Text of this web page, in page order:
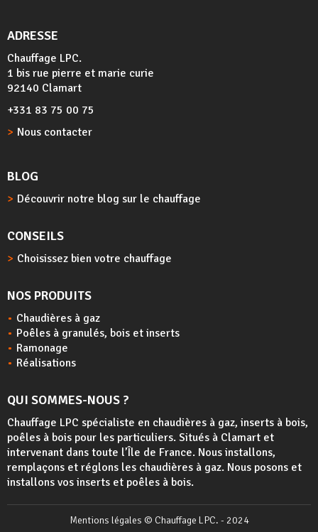
ADRESSE
Chauffage LPC.
1 bis rue pierre et marie curie
92140 Clamart
+331 83 75 00 75
Nous contacter
BLOG
Découvrir notre blog sur le chauffage
CONSEILS
Choisissez bien votre chauffage
NOS PRODUITS
Chaudières à gaz
Poêles à granulés, bois et inserts
Ramonage
Réalisations
QUI SOMMES-NOUS ?
Chauffage LPC spécialiste en chaudières à gaz, inserts à bois,
poêles à bois pour les particuliers. Situés à Clamart et
intervenant dans toute l’Île de France. Nous installons,
remplaçons et réglons les chaudières à gaz. Nous posons et
installons vos inserts et poêles à bois.
Mentions légales © Chauffage LPC. - 2024